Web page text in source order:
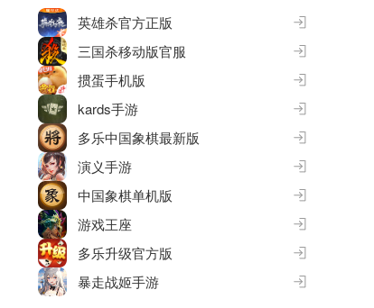
英雄杀官方正版
三国杀移动版官服
掼蛋手机版
kards手游
多乐中国象棋最新版
演义手游
中国象棋单机版
游戏王座
多乐升级官方版
暴走战姬手游